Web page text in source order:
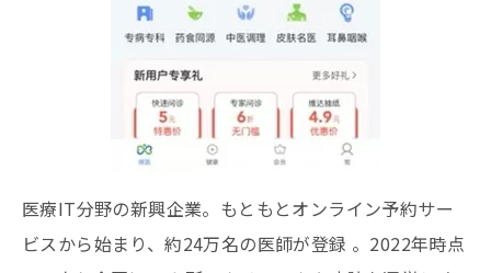
医療IT分野の新興企業。もともとオンライン予約サー
ビスから始まり、約24万名の医師が登録 。2022年時点